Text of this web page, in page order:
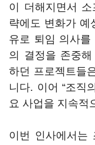
이 더해지면서
략에도 변화가 예
유로 퇴임 의사를
의 결정을 존중해
하던 프로젝트들
니다. 이어 “조직
요 사업을 지속적
이번 인사에서는